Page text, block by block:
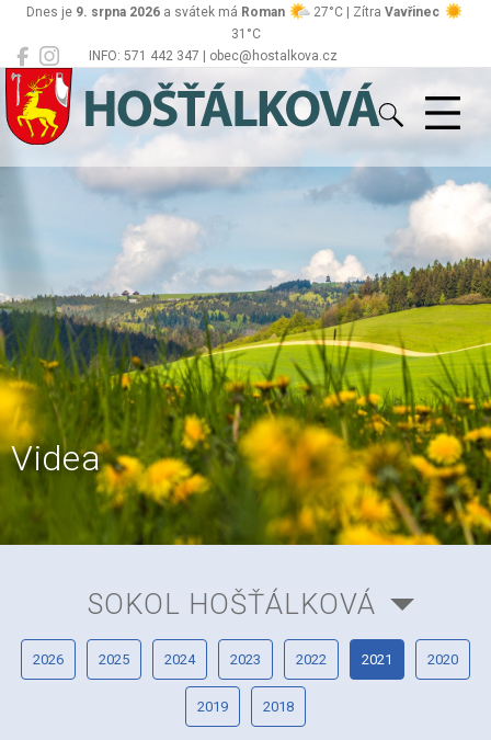
INFO: 571 442 347 | obec@hostalkova.cz
Dnes je 9. srpna 2026 a svátek má Roman 27°C | Zítra Vavřinec
31°C
Hošťálková
Videa
SOKOL HOŠŤÁLKOVÁ
2026 2025 2024 2023 2022 2021 2020
2019 2018